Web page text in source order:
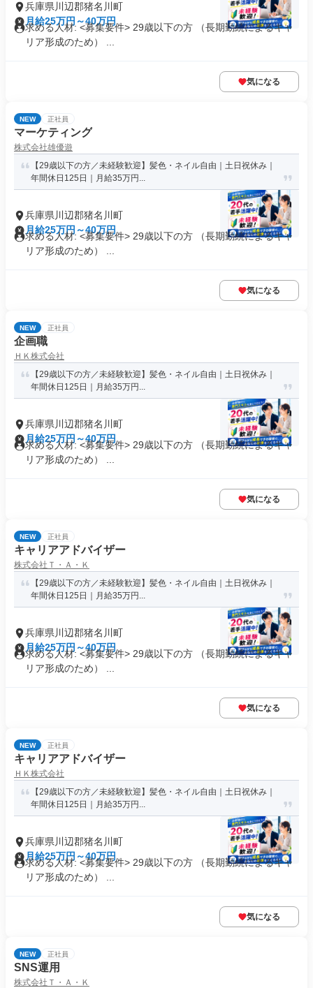
兵庫県川辺郡猪名川町
月給25万円～40万円
求める人材: <募集要件> 29歳以下の方 （長期勤続によるキャ
リア形成のため） ...
気になる
NEW 正社員
マーケティング
株式会社雄優遊
【29歳以下の方／未経験歓迎】髪色・ネイル自由｜土日祝休み｜
年間休日125日｜月給35万円...
兵庫県川辺郡猪名川町
月給25万円～40万円
求める人材: <募集要件> 29歳以下の方 （長期勤続によるキャ
リア形成のため） ...
気になる
NEW 正社員
企画職
ＨＫ株式会社
【29歳以下の方／未経験歓迎】髪色・ネイル自由｜土日祝休み｜
年間休日125日｜月給35万円...
兵庫県川辺郡猪名川町
月給25万円～40万円
求める人材: <募集要件> 29歳以下の方 （長期勤続によるキャ
リア形成のため） ...
気になる
NEW 正社員
キャリアアドバイザー
株式会社Ｔ・Ａ・Ｋ
【29歳以下の方／未経験歓迎】髪色・ネイル自由｜土日祝休み｜
年間休日125日｜月給35万円...
兵庫県川辺郡猪名川町
月給25万円～40万円
求める人材: <募集要件> 29歳以下の方 （長期勤続によるキャ
リア形成のため） ...
気になる
NEW 正社員
キャリアアドバイザー
ＨＫ株式会社
【29歳以下の方／未経験歓迎】髪色・ネイル自由｜土日祝休み｜
年間休日125日｜月給35万円...
兵庫県川辺郡猪名川町
月給25万円～40万円
求める人材: <募集要件> 29歳以下の方 （長期勤続によるキャ
リア形成のため） ...
気になる
NEW 正社員
SNS運用
株式会社Ｔ・Ａ・Ｋ